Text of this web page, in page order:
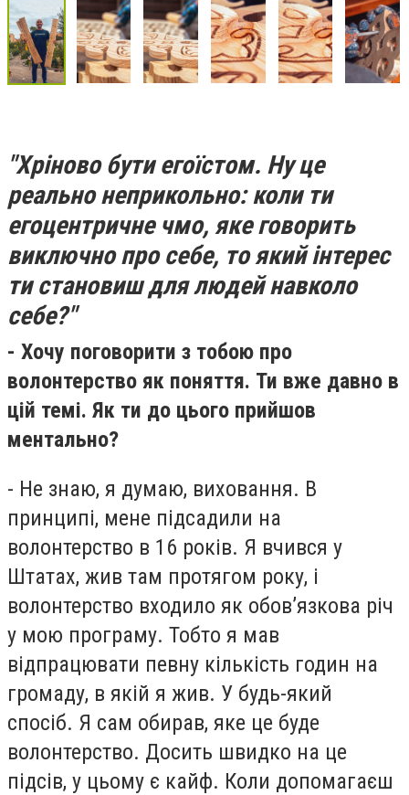
"Хріново бути егоїстом. Ну це
реально неприкольно: коли ти
егоцентричне чмо, яке говорить
виключно про себе, то який інтерес
ти становиш для людей навколо
себе?"
- Хочу поговорити з тобою про
волонтерство як поняття. Ти вже давно в
цій темі. Як ти до цього прийшов
ментально?
- Не знаю, я думаю, виховання. В
принципі, мене підсадили на
волонтерство в 16 років. Я вчився у
Штатах, жив там протягом року, і
волонтерство входило як обов’язкова річ
у мою програму. Тобто я мав
відпрацювати певну кількість годин на
громаду, в якій я жив. У будь-який
спосіб. Я сам обирав, яке це буде
волонтерство. Досить швидко на це
підсів, у цьому є кайф. Коли допомагаєш